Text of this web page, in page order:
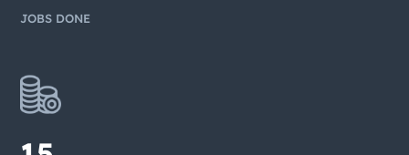
JOBS DONE